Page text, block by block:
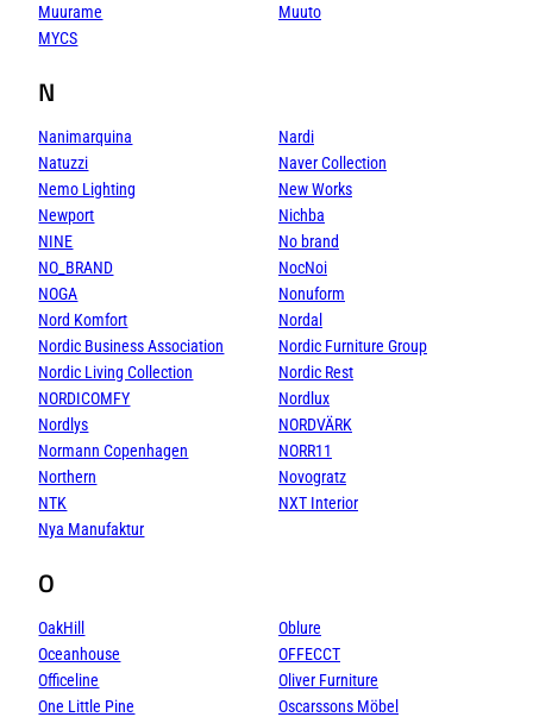
Muurame
Muuto
MYCS
N
Nanimarquina
Nardi
Natuzzi
Naver Collection
Nemo Lighting
New Works
Newport
Nichba
NINE
No brand
NO_BRAND
NocNoi
NOGA
Nonuform
Nord Komfort
Nordal
Nordic Business Association
Nordic Furniture Group
Nordic Living Collection
Nordic Rest
NORDICOMFY
Nordlux
Nordlys
NORDVÄRK
Normann Copenhagen
NORR11
Northern
Novogratz
NTK
NXT Interior
Nya Manufaktur
O
OakHill
Oblure
Oceanhouse
OFFECCT
Officeline
Oliver Furniture
One Little Pine
Oscarssons Möbel